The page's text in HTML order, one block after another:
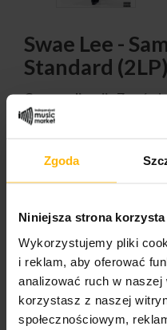
Zgoda
Niniejsza strona
Wykorzystujemy pliki
i reklam, aby oferować
analizować ruch w
korzystasz z naszej
społecznościowym,
Swae Lee -
Standard (2LP)
Czas realizacji:
realizujemy tego samego
produktu
62,63 $
ILOŚĆ: